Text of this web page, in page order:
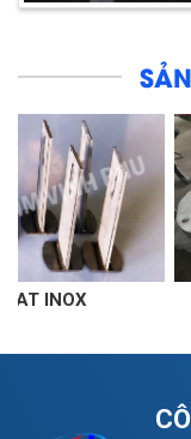
MẶT BÍCH